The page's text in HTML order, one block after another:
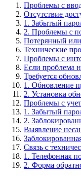
Проблемы с
Отсутствие
1. Забытый
2. Проблемы с
Потерянный
Технические
Проблемы с
Если проблема
Требуется
1. Обновление
2. Установка
Проблемы с
1. Забытый
2.
Выявление
Связь с
1. Телефонная
2. Форма